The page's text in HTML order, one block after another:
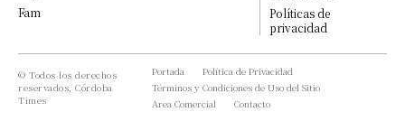
Fam
Políticas de
privacidad
© Todos los derechos
reservados, Córdoba
Times
Portada
Política de Privacidad
Términos y Condiciones de Uso del Sitio
Area Comercial
Contacto